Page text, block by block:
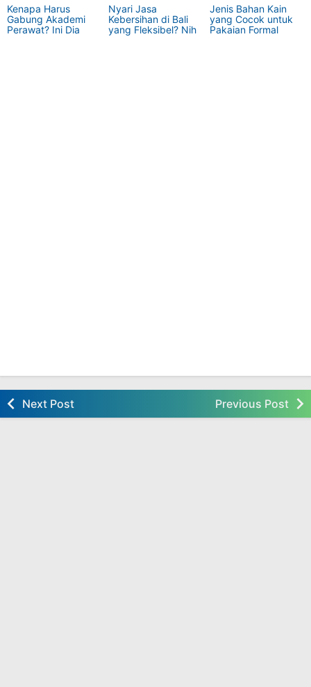
Kenapa Harus
Gabung Akademi
Perawat? Ini Dia
Nyari Jasa
Kebersihan di Bali
yang Fleksibel? Nih
Jenis Bahan Kain
yang Cocok untuk
Pakaian Formal
Next Post Previous Post